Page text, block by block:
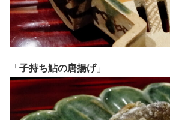
「 子持ち鮎の唐揚げ」